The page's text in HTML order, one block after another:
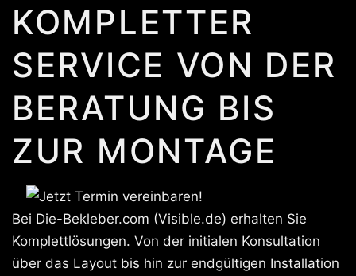
KOMPLETTER
SERVICE VON DER
BERATUNG BIS
ZUR MONTAGE
Bei Die-Bekleber.com (Visible.de) erhalten Sie
Komplettlösungen. Von der initialen Konsultation
über das Layout bis hin zur endgültigen Installation